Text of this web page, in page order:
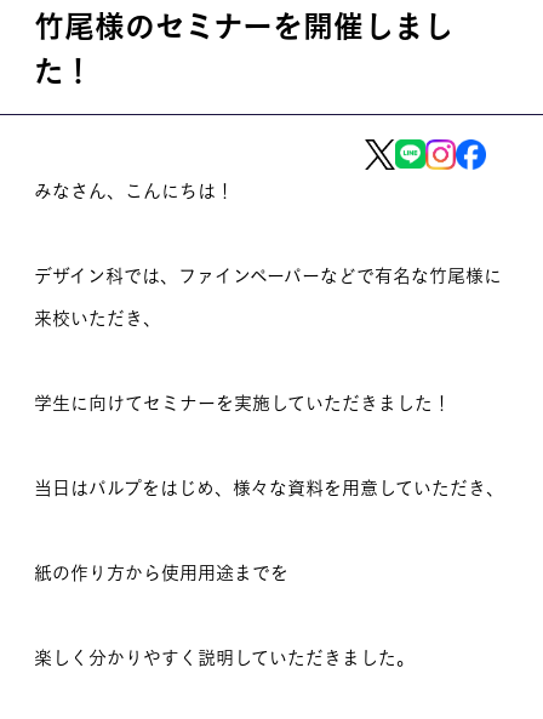
就職・資格
MOVIE
留学生のみなさま
保護者のみなさま
卒業生のみなさま
資料請求
お問い合わせ
よくある質問
竹尾様のセミナーを開催しまし
た！
みなさん、こんにちは！
デザイン科では、ファインペーパーなどで有名な竹尾様に
来校いただき、
学生に向けてセミナーを実施していただきました！
当日はパルプをはじめ、様々な資料を用意していただき、
紙の作り方から使用用途までを
楽しく分かりやすく説明していただきました。